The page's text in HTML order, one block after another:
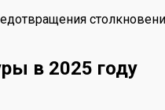
в 2025 году